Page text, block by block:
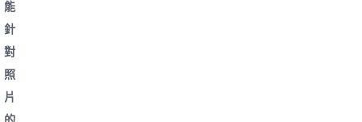
能
針
對
照
片
的